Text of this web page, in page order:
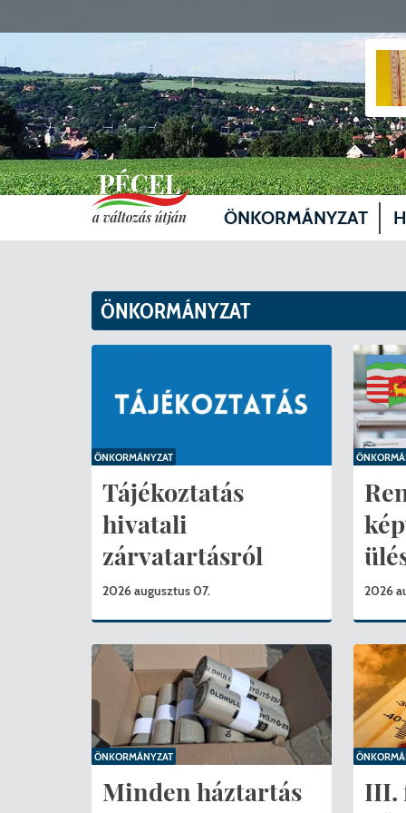
ÖNKORMÁNYZAT
Képviselő-testület
Bizottságok
Döntéshozatal
Nemzetiségi
Településrendezés
Belső visszaélés bejelentő
ÖNKORMÁNYZAT
Tájékoztatás
hivatali
zárvatartásról
2026 augusztus 07.
ÖNKORMÁNYZAT
2026
Minden háztartás
ÖNKORMÁNYZAT
III.